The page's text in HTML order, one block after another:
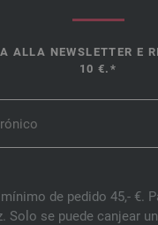
ALLA NEWSLETTER E
10 €.*
de pedido 45,- €.
Solo se puede canjear